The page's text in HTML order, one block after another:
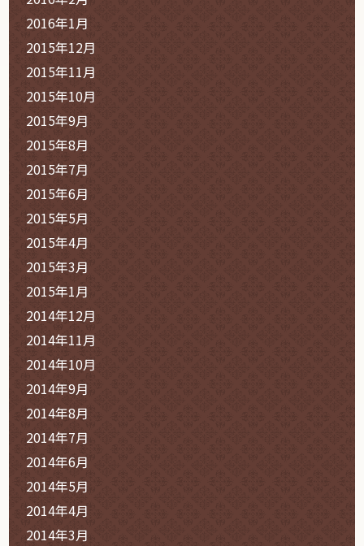
2016年1月
2015年12月
2015年11月
2015年10月
2015年9月
2015年8月
2015年7月
2015年6月
2015年5月
2015年4月
2015年3月
2015年1月
2014年12月
2014年11月
2014年10月
2014年9月
2014年8月
2014年7月
2014年6月
2014年5月
2014年4月
2014年3月